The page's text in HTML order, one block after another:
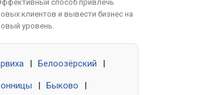
способ привлечь
клиентов и вывести бизнес на
уровень.
Белоозёрский
Быково